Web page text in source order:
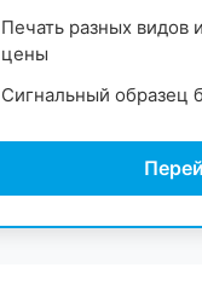
Печать разных видов
цены
Сигнальный образец